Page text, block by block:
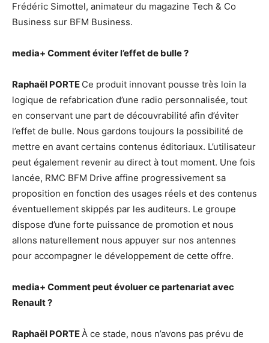
Frédéric Simottel, animateur du magazine Tech & Co
Business sur BFM Business.
media+ Comment éviter l’effet de bulle ?
Raphaël PORTE Ce produit innovant pousse très loin la
logique de refabrication d’une radio personnalisée, tout
en conservant une part de découvrabilité afin d’éviter
l’effet de bulle. Nous gardons toujours la possibilité de
mettre en avant certains contenus éditoriaux. L’utilisateur
peut également revenir au direct à tout moment. Une fois
lancée, RMC BFM Drive affine progressivement sa
proposition en fonction des usages réels et des contenus
éventuellement skippés par les auditeurs. Le groupe
dispose d’une forte puissance de promotion et nous
allons naturellement nous appuyer sur nos antennes
pour accompagner le développement de cette offre.
media+ Comment peut évoluer ce partenariat avec
Renault ?
Raphaël PORTEÀ ce stade, nous n’avons pas prévu de